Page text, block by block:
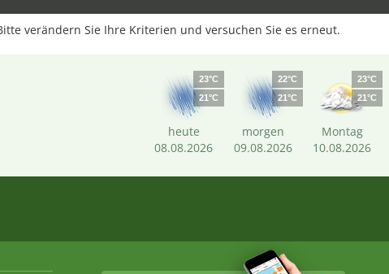
verändern Sie Ihre Kriterien und versuchen Sie es erneut.
23°C
21°C
heute
08.08.2026
22°C
21°C
morgen
09.08.2026
23°C
21°C
Montag
10.08.2026